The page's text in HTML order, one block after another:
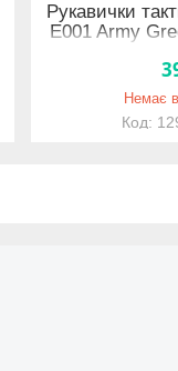
Рукавички
E001 Army
Немає